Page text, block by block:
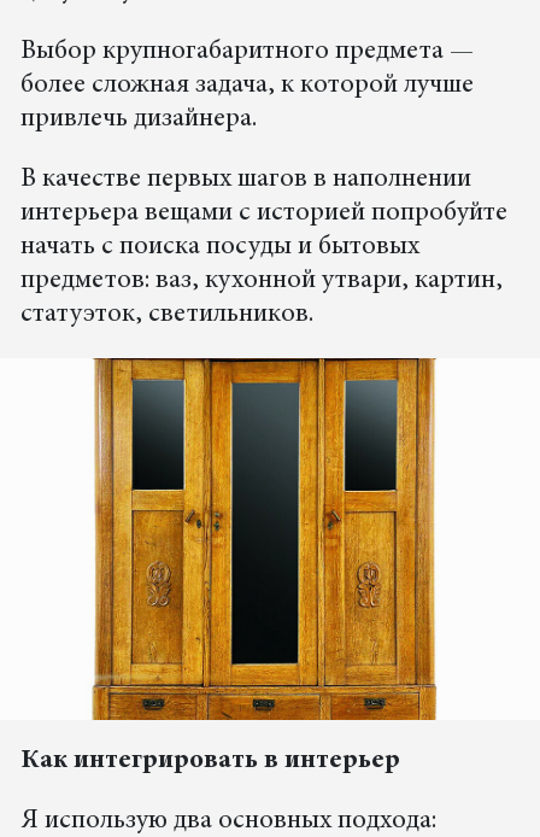
Выбор крупногабаритного предмета —
более сложная задача, к которой лучше
привлечь дизайнера.
В качестве первых шагов в наполнении
интерьера вещами с историей попробуйте
начать с поиска посуды и бытовых
предметов: ваз, кухонной утвари, картин,
статуэток, светильников.
Как интегрировать в интерьер
Я использую два основных подхода: